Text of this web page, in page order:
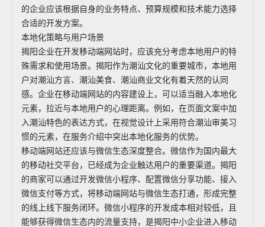
的企业应该根据自身的业务特点、预算规模和技术能力选择
合适的开发方案。
本地化策略与用户场景
揭阳企业在开发移动端网站时，应该充分考虑本地用户的特
殊需求和使用场景。揭阳作为潮汕文化的重要城市，本地用
户对潮汕方言、潮汕美食、潮汕商业文化有着天然的认同
感。企业在移动端网站的内容建设上，可以适当融入本地化
元素，拉近与本地用户的心理距离。例如，在页面文案中加
入潮汕特色的表达方式，在视觉设计上采用符合潮汕审美习
惯的元素，在服务介绍中突出本地化服务的优势。
移动端网站还应该与微信生态深度整合。微信作为国内最大
的移动社交平台，已经成为企业触达用户的重要渠道。揭阳
的商家可以通过开发微信小程序、配置微信分享功能、接入
微信支付等方式，将移动端网站与微信生态打通，形成完整
的线上线下服务闭环。微信小程序的开发成本相对较低，且
能够获得微信生态内的流量支持，是揭阳中小企业进入移动